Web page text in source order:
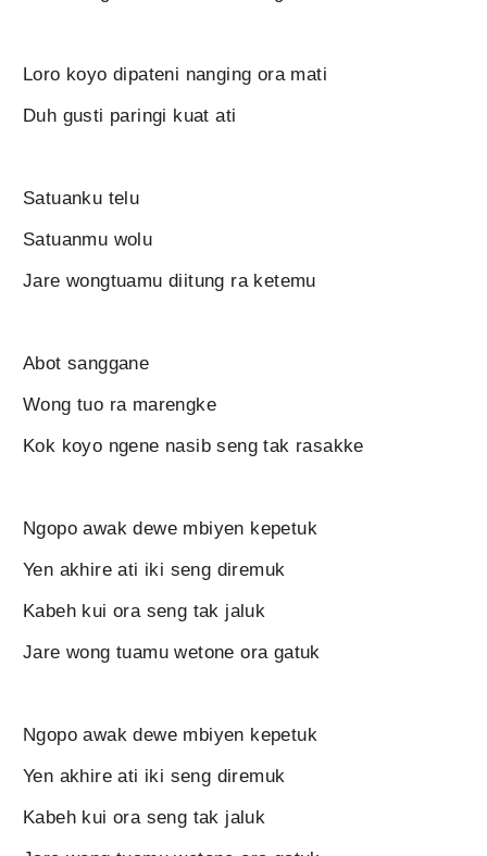
Loro koyo dipateni nanging ora mati
Duh gusti paringi kuat ati
Satuanku telu
Satuanmu wolu
Jare wongtuamu diitung ra ketemu
Abot sanggane
Wong tuo ra marengke
Kok koyo ngene nasib seng tak rasakke
Ngopo awak dewe mbiyen kepetuk
Yen akhire ati iki seng diremuk
Kabeh kui ora seng tak jaluk
Jare wong tuamu wetone ora gatuk
Ngopo awak dewe mbiyen kepetuk
Yen akhire ati iki seng diremuk
Kabeh kui ora seng tak jaluk